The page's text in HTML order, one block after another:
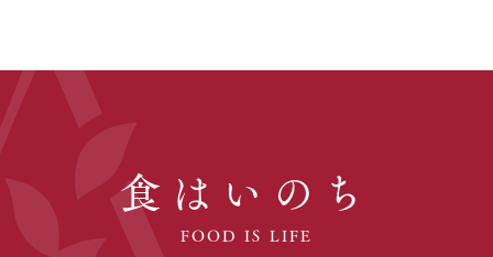
食はいのち
FOOD IS LIFE